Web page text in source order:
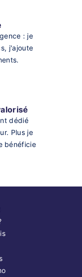
: je
j'ajoute
dédié
Plus je
bénéficie